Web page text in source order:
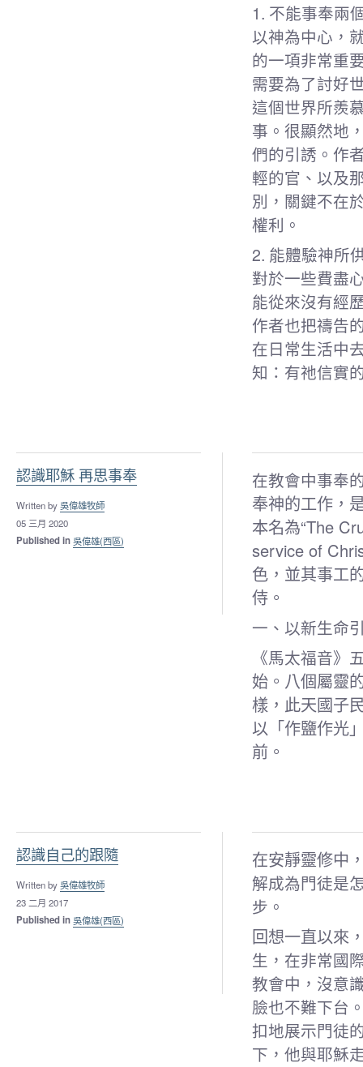
1. 不能事奉兩
以神為中心，
的一項非常重
需要為了討好
這個世界所羨
事。很顯然地
們的引誘。作
輕的官、以及
別，關鍵不在
權利。
2. 能體驗神所
對於一些費盡
能從來沒有經
作者也把禱告
在日常生活中
知：有祂信實
認識耶穌 再思事奉
Written by吳偉雄牧師
05 三月 2020
Published in吳偉雄(西區)
在教會中事奉
奉神的工作，
本名為“The
service of
色，並其事工
侍。
一、以新生命
《馬太福音》
始。八個屬靈
樣，此天國子
以「作鹽作光
前。
認識自己的跟隨
Written by吳偉雄牧師
23 二月 2017
Published in吳偉雄(西區)
在安靜靈修中
解成為門徒是
步。
回想一直以來
生，在非常國
教會中，沒意
臉也不難下台
扣地展示門徒
下，他與耶穌